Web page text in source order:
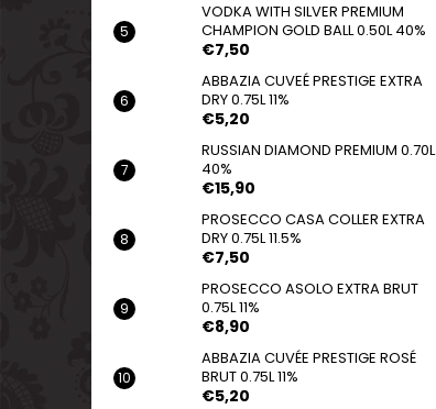
VODKA WITH SILVER PREMIUM
CHAMPION GOLD BALL 0.50L 40%
€7,50
ABBAZIA CUVEÉ PRESTIGE EXTRA
DRY 0.75L 11%
€5,20
RUSSIAN DIAMOND PREMIUM 0.70L
40%
€15,90
PROSECCO CASA COLLER EXTRA
DRY 0.75L 11.5%
€7,50
PROSECCO ASOLO EXTRA BRUT
0.75L 11%
€8,90
ABBAZIA CUVÉE PRESTIGE ROSÉ
BRUT 0.75L 11%
€5,20